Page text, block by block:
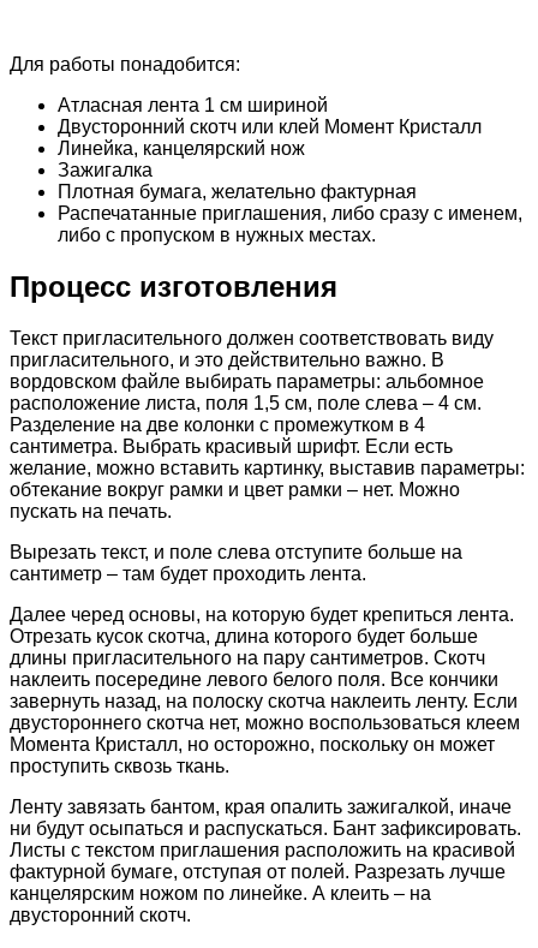
Для работы понадобится:
Атласная лента 1 см шириной
Двусторонний скотч или клей Момент Кристалл
Линейка, канцелярский нож
Зажигалка
Плотная бумага, желательно фактурная
Распечатанные приглашения, либо сразу с именем,
либо с пропуском в нужных местах.
Процесс изготовления
Текст пригласительного должен соответствовать виду
пригласительного, и это действительно важно. В
вордовском файле выбирать параметры: альбомное
расположение листа, поля 1,5 см, поле слева – 4 см.
Разделение на две колонки с промежутком в 4
сантиметра. Выбрать красивый шрифт. Если есть
желание, можно вставить картинку, выставив параметры:
обтекание вокруг рамки и цвет рамки – нет. Можно
пускать на печать.
Вырезать текст, и поле слева отступите больше на
сантиметр – там будет проходить лента.
Далее черед основы, на которую будет крепиться лента.
Отрезать кусок скотча, длина которого будет больше
длины пригласительного на пару сантиметров. Скотч
наклеить посередине левого белого поля. Все кончики
завернуть назад, на полоску скотча наклеить ленту. Если
двустороннего скотча нет, можно воспользоваться клеем
Момента Кристалл, но осторожно, поскольку он может
проступить сквозь ткань.
Ленту завязать бантом, края опалить зажигалкой, иначе
ни будут осыпаться и распускаться. Бант зафиксировать.
Листы с текстом приглашения расположить на красивой
фактурной бумаге, отступая от полей. Разрезать лучше
канцелярским ножом по линейке. А клеить – на
двусторонний скотч.